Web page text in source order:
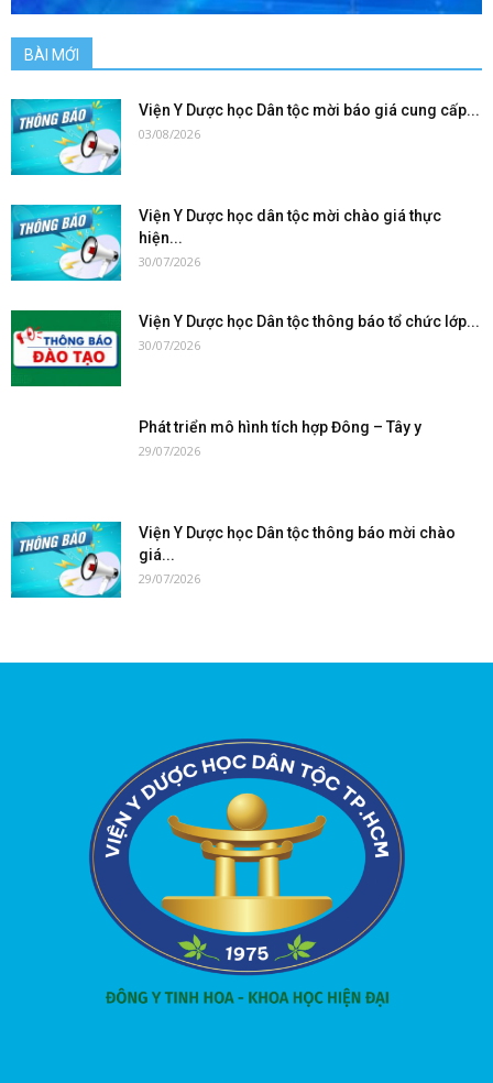
BÀI MỚI
Viện Y Dược học Dân tộc mời báo giá cung cấp...
03/08/2026
Viện Y Dược học dân tộc mời chào giá thực
hiện...
30/07/2026
Viện Y Dược học Dân tộc thông báo tổ chức lớp...
30/07/2026
Phát triển mô hình tích hợp Đông – Tây y
29/07/2026
Viện Y Dược học Dân tộc thông báo mời chào
giá...
29/07/2026